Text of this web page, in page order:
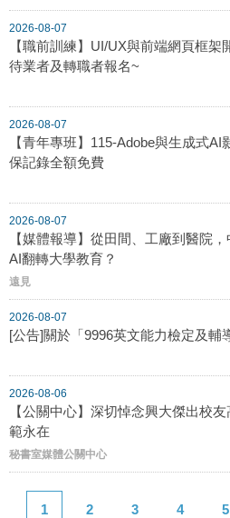
2026-08-07
【職前訓練】UI/UX與前端網頁框
待業者及轉職者報名~
2026-08-07
【青年專班】115-Adobe與生成式
保記錄全額免費
2026-08-07
【媒體報導】從田間、工廠到醫院
AI翻轉大學教育？
遠見
2026-08-07
[公告]關於「9996英文能力檢定及輔
2026-08-06
【公關中心】深切悼念興大傑出校
範永在
秘書室媒體公關中心
1 2 3 4 5